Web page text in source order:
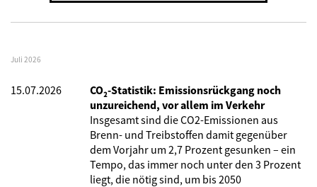
Juli 2026
15.07.2026
CO₂-Statistik: Emissionsrückgang noch
unzureichend, vor allem im Verkehr
Insgesamt sind die CO2-Emissionen aus
Brenn- und Treibstoffen damit gegenüber
dem Vorjahr um 2,7 Prozent gesunken – ein
Tempo, das immer noch unter den 3 Prozent
liegt, die nötig sind, um bis 2050